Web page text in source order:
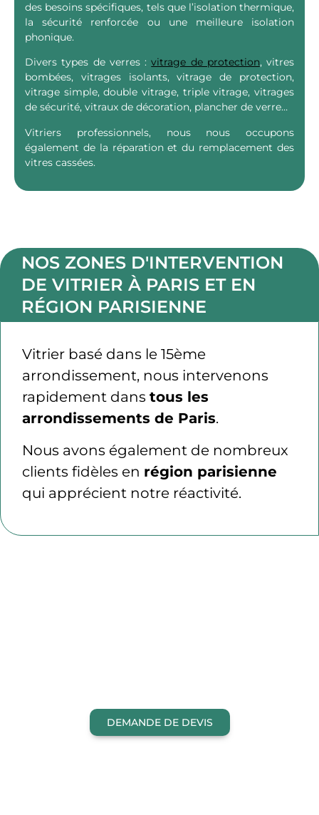
des besoins spécifiques, tels que l’isolation thermique,
la sécurité renforcée ou une meilleure isolation
phonique.
Divers types de verres :vitrage de protection, vitres
bombées, vitrages isolants, vitrage de protection,
vitrage simple, double vitrage, triple vitrage, vitrages
de sécurité, vitraux de décoration, plancher de verre…
Vitriers professionnels, nous nous occupons
également de la réparation et du remplacement des
vitres cassées.
NOS ZONES D'INTERVENTION
DE VITRIER À PARIS ET EN
RÉGION PARISIENNE​
Vitrier basé dans le 15ème
arrondissement, nous intervenons
rapidement dans tous les
arrondissements de Paris.
Nous avons également de nombreux
clients fidèles en région parisienne
qui apprécient notre réactivité.
DEMANDE DE DEVIS